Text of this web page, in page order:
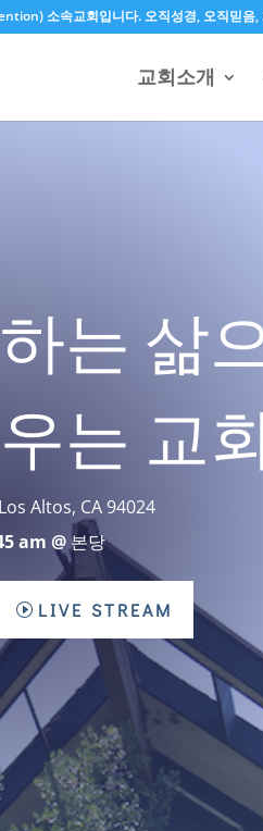
소속교회입니다. 오직성경, 오직믿음,
교회소개
는 삶
는 교
Altos, CA 94024
am @ 본당
LIVE STREAM